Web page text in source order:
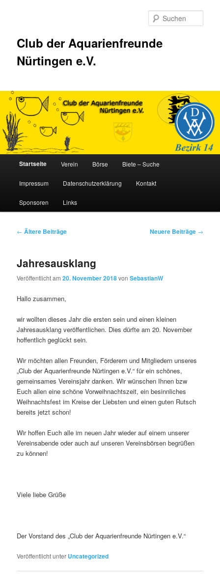
Club der Aquarienfreunde
Nürtingen e.V.
HauptmenüStartseite Verein Börse Biete – Suche
Impressum Datenschutzerklärung Kontakt
Sponsoren Links
Beitragsnavigation
← Ältere Beiträge Neuere Beiträge →
Jahresausklang
Veröffentlicht am20. November 2018vonSebastianW
Hallo zusammen,
wir wollten dieses Jahr die ersten sein und einen kleinen
Jahresausklang veröffentlichen. Dies dürfte am 20. November
hoffentlich geglückt sein.
Wir möchten allen Freunden, Förderern und Mitgliedern unseres
„Club der Aquarienfreunde Nürtingen e.V.“ für ein schönes,
gemeinsames Vereinsjahr danken. Wir wünschen Ihnen bzw
Euch allen eine schöne Vorweihnachtszeit, ein besinnliches
Weihnachtsfest im Kreise der Liebsten und einen guten Rutsch
bereits jetzt schon!
Wir hoffen Euch alle im neuen Jahr wieder auf einem unserer
Vereinsabende oder auch auf unseren Vereinsbörsen begrüßen
zu können!
Viele liebe Grüße
Der Vorstand des „Club der Aquarienfreunde Nürtingen e.V.“
Veröffentlicht unter Uncategorized